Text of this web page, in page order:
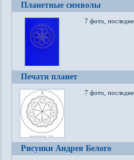
Планетные символы
7 фото,
Печати планет
7 фото,
Рисунки Андрея Белого